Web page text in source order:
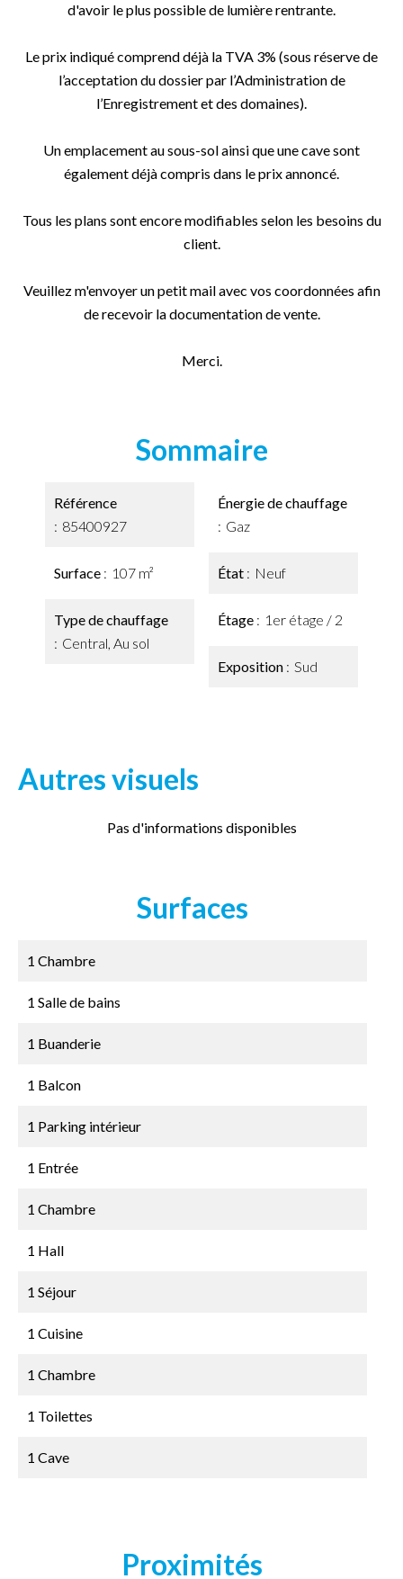
d'avoir le plus possible de lumière rentrante.
Le prix indiqué comprend déjà la TVA 3% (sous réserve de
l’acceptation du dossier par l’Administration de
l’Enregistrement et des domaines).
Un emplacement au sous-sol ainsi que une cave sont
également déjà compris dans le prix annoncé.
Tous les plans sont encore modifiables selon les besoins du
client.
Veuillez m'envoyer un petit mail avec vos coordonnées afin
de recevoir la documentation de vente.
Merci.
Sommaire
Référence
85400927
Surface 107 m²
Type de chauffage
Central, Au sol
Énergie de chauffage
Gaz
État Neuf
Étage 1er étage / 2
Exposition Sud
Autres visuels
Pas d'informations disponibles
Surfaces
1 Chambre
1 Salle de bains
1 Buanderie
1 Balcon
1 Parking intérieur
1 Entrée
1 Chambre
1 Hall
1 Séjour
1 Cuisine
1 Chambre
1 Toilettes
1 Cave
Proximités